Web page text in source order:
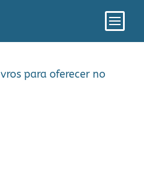
Main
para oferecer no